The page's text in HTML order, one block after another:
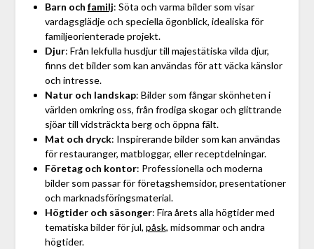
Barn och familj: Söta och varma bilder som visar
vardagsglädje och speciella ögonblick, idealiska för
familjeorienterade projekt.
Djur: Från lekfulla husdjur till majestätiska vilda djur,
finns det bilder som kan användas för att väcka känslor
och intresse.
Natur och landskap: Bilder som fångar skönheten i
världen omkring oss, från frodiga skogar och glittrande
sjöar till vidsträckta berg och öppna fält.
Mat och dryck: Inspirerande bilder som kan användas
för restauranger, matbloggar, eller receptdelningar.
Företag och kontor: Professionella och moderna
bilder som passar för företagshemsidor, presentationer
och marknadsföringsmaterial.
Högtider och säsonger: Fira årets alla högtider med
tematiska bilder för jul, påsk, midsommar och andra
högtider.